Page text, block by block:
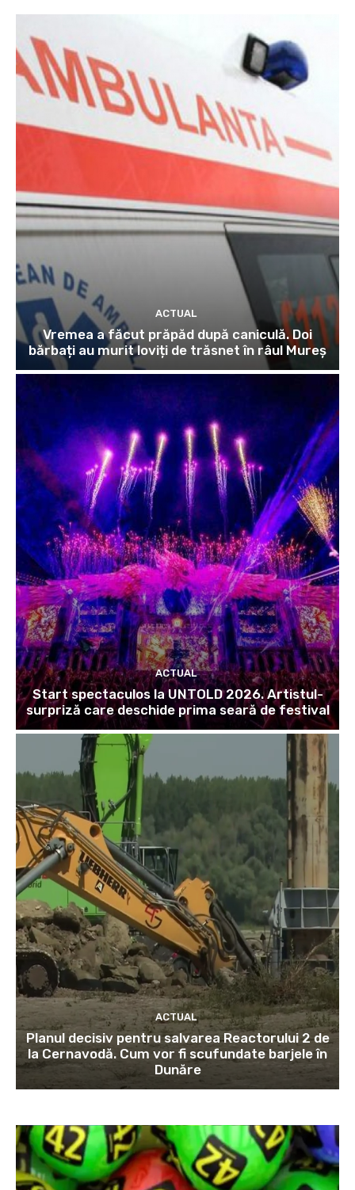
ACTUAL
Vremea a făcut prăpăd după caniculă. Doi
bărbați au murit loviți de trăsnet în râul Mureș
ACTUAL
Start spectaculos la UNTOLD 2026. Artistul-
surpriză care deschide prima seară de festival
ACTUAL
Planul decisiv pentru salvarea Reactorului 2 de
la Cernavodă. Cum vor fi scufundate barjele în
Dunăre